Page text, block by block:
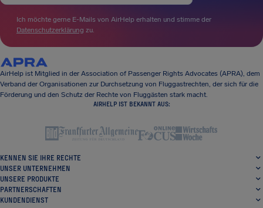
Ich möchte gerne E-Mails von AirHelp erhalten und stimme der
Datenschutzerklärung zu.
AirHelp ist Mitglied in der Association of Passenger Rights Advocates (APRA), dem
Verband der Organisationen zur Durchsetzung von Fluggastrechten, der sich für die
Förderung und den Schutz der Rechte von Fluggästen stark macht.
AIRHELP IST BEKANNT AUS:
KENNEN SIE IHRE RECHTE
UNSER UNTERNEHMEN
UNSERE PRODUKTE
PARTNERSCHAFTEN
KUNDENDIENST